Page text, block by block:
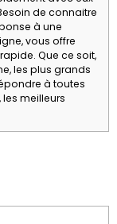
de connaitre
à une
vous offre
Que ce soit,
les plus grands
à toutes
meilleurs